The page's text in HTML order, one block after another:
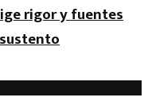
rigor y fuentes